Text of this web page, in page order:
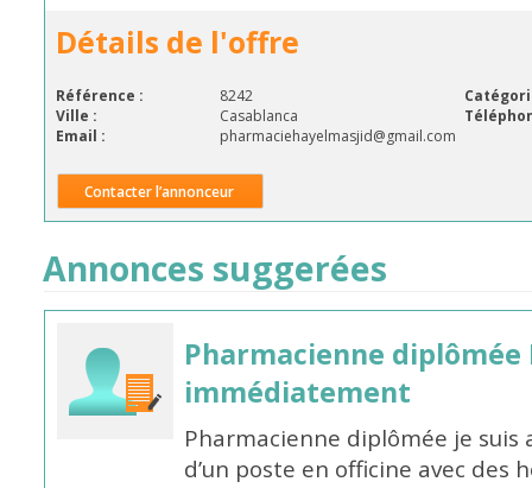
Détails de l'offre
Référence : 8242
Ville :
Casablanca
Email :
pharmaciehayelmasjid@gmail.com
Contacter l’annonceur
Annonces suggerées
Pharmacienne diplômée
immédiatement
Pharmacienne diplômée je
d’un poste en officine avec des